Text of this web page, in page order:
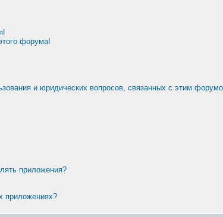
форума!
и юридических вопросов, связанных с этим
приложения?
приложениях?